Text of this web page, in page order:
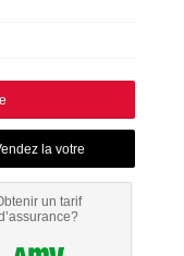
un tarif